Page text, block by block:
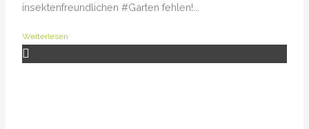
insektenfreundlichen #Garten fehlen!...
Weiterlesen